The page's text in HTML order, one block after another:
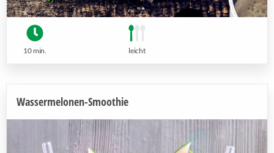
10 min. leicht
Wassermelonen-Smoothie